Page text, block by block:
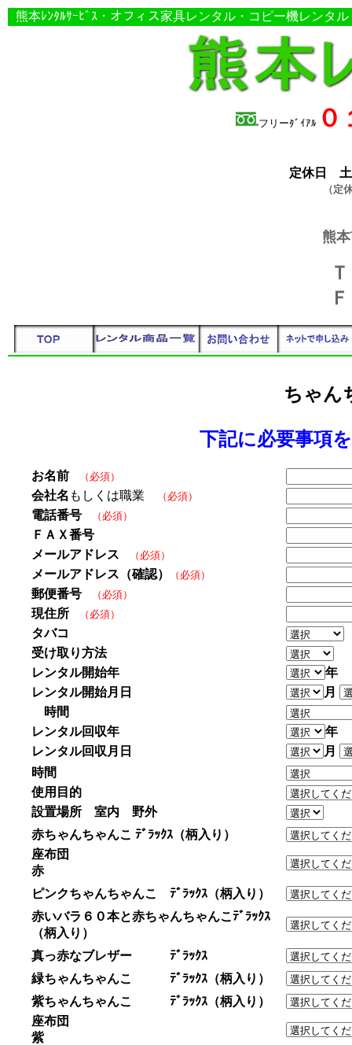
熊本ﾚﾝﾀﾙｻｰﾋﾞｽ・オ フィス家具レンタル・コピー機レンタ
フリーﾀﾞｲｱﾙ
定休日
（定
熊
ちゃん
下記に必要事項
お名前 （必須）
会社名 もしくは職業 （必須）
電話番号 （必須）
ＦＡＸ番号
メールアドレス （必須）
メールアドレス（確認） （必須）
郵便番号 （必須）
現住所 （必須）
タバコ
受け取り方法
レンタル開始年
年
レンタル開始月日
月
時間
レンタル回収年
年
レンタル回収月日
月
時間
使用目的
設置場所 室内 野外
赤ちゃんちゃんこ ﾃﾞﾗｯｸｽ（柄入り）
座布団
赤
ピンクちゃんちゃんこ ﾃﾞﾗｯｸｽ（柄入り）
赤いバラ６０本と赤ちゃんちゃんこﾃﾞﾗｯｸｽ
（柄入り）
真っ赤なブレザー ﾃﾞﾗｯｸｽ
緑ちゃんちゃんこ ﾃﾞﾗｯｸｽ（柄入り）
紫ちゃんちゃんこ ﾃﾞﾗｯｸｽ（柄入り）
座布団
紫